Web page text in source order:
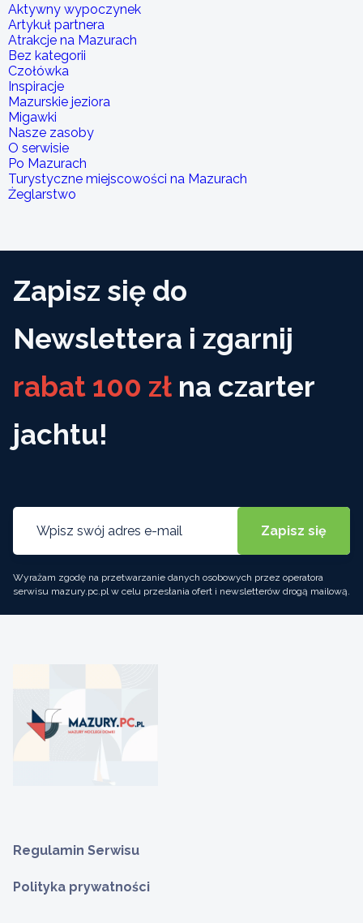
Aktywny wypoczynek
Artykuł partnera
Atrakcje na Mazurach
Bez kategorii
Czołówka
Inspiracje
Mazurskie jeziora
Migawki
Nasze zasoby
O serwisie
Po Mazurach
Turystyczne miejscowości na Mazurach
Żeglarstwo
Zapisz się do
Newslettera i zgarnij
rabat 100 zł na czarter
jachtu!
Wyrażam zgodę na przetwarzanie danych osobowych przez operatora
serwisu mazury.pc.pl w celu przesłania ofert i newsletterów drogą mailową.
Regulamin Serwisu
Polityka prywatności